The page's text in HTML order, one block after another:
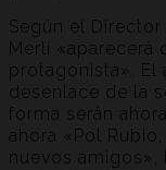
Según el
Merlí «aparecerá
protagonista».
desenlace de la
forma serán
ahora «Pol
nuevos amigos»,